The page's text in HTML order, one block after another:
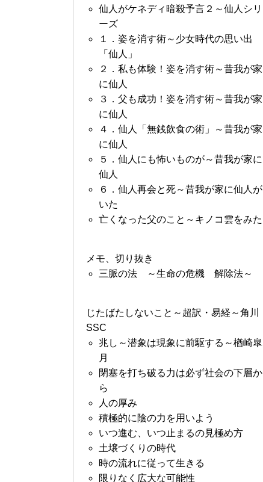
仙人がケネディ暗殺予言２～仙人シリ
ーズ
１．姿を消す術～少女時代の思い出
「仙人」
２．私も体験！姿を消す術～昔我が家
に仙人
３．父も成功！姿を消す術～昔我が家
に仙人
４．仙人「無銭飲食の術」～昔我が家
に仙人
５．仙人にも怖いものが～昔我が家に
仙人
６．仙人再会と死～昔我が家に仙人が
いた
亡くなった父のこと～キノコ雲をみた
メモ、切り抜き
三脈の法 ～生命の危機 解除法～
じたばたしないこと～超訳・易経～角川
SSC
兆し～潜象は現象に前駆する～楢崎皐
月
閉塞を打ち破る力は必ず社会の下層か
ら
人の厚み
積極的に陰の力を用いよう
いつ進む、いつ止まるの見極め方
土壌づくりの時代
時の流れに従って生きる
限りなく広大な可能性